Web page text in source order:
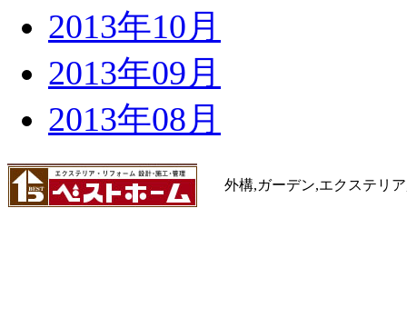
2013年10月
2013年09月
2013年08月
外構,ガーデン,エクステリ